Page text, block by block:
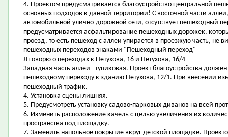
4. Проектом предусматривается благоустройство центральной
основных подходов к данной территории! С восточной части
автомобильной улично-дорожной сети, отсутствует пешеходный
предусматривается асфальтирование пешеходных дорожек,
проезд, то есть пешеход с аллеи упирается в проезжую часть, не
пешеходных переходов знаками "Пешеходный переход"
Я говорю о переходах к Петухова, 16 и Петухова, 16/4
Западная часть аллеи - тупиковая. Проект благоустройства
пешеходному переходу к зданию Петухова, 12/1. При внесении
пешеходный трафик.
4. Установка сцены лишняя.
5. Предусмотреть установку садово-парковых диванов на всей
6. Изменить расположение качель с целью увеличения их
пространства под площадку.
7. Заменить напольное покрытие вкруг детской площадке.